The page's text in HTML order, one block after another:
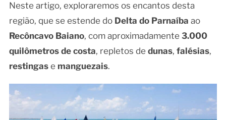
Neste artigo, exploraremos os encantos desta
região, que se estende do Delta do Parnaíba ao
Recôncavo Baiano, com aproximadamente 3.000
quilômetros de costa, repletos de dunas, falésias,
restingase manguezais.